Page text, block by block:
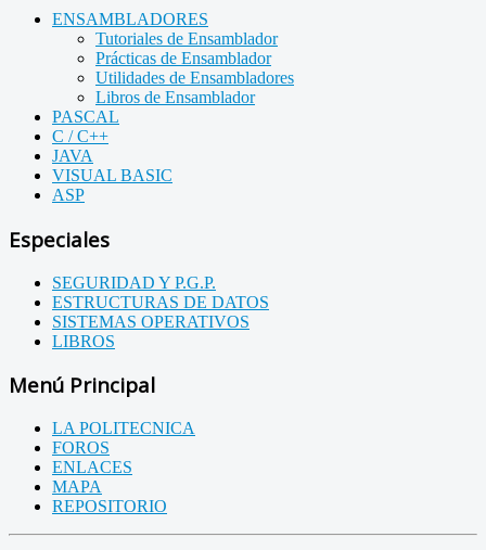
ENSAMBLADORES
Tutoriales de Ensamblador
Prácticas de Ensamblador
Utilidades de Ensambladores
Libros de Ensamblador
PASCAL
C / C++
JAVA
VISUAL BASIC
ASP
Especiales
SEGURIDAD Y P.G.P.
ESTRUCTURAS DE DATOS
SISTEMAS OPERATIVOS
LIBROS
Menú Principal
LA POLITECNICA
FOROS
ENLACES
MAPA
REPOSITORIO